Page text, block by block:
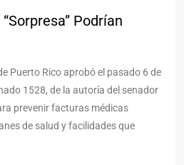
Podrían
Puerto Rico aprobó el pasado 6 de
1528, de la autoría del senador
prevenir facturas médicas
de salud y facilidades que